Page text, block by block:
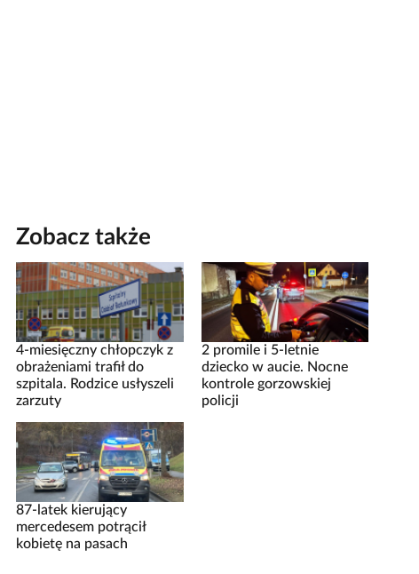
Zobacz także
4-miesięczny chłopczyk z
obrażeniami trafił do
szpitala. Rodzice usłyszeli
zarzuty
2 promile i 5-letnie
dziecko w aucie. Nocne
kontrole gorzowskiej
policji
87-latek kierujący
mercedesem potrącił
kobietę na pasach